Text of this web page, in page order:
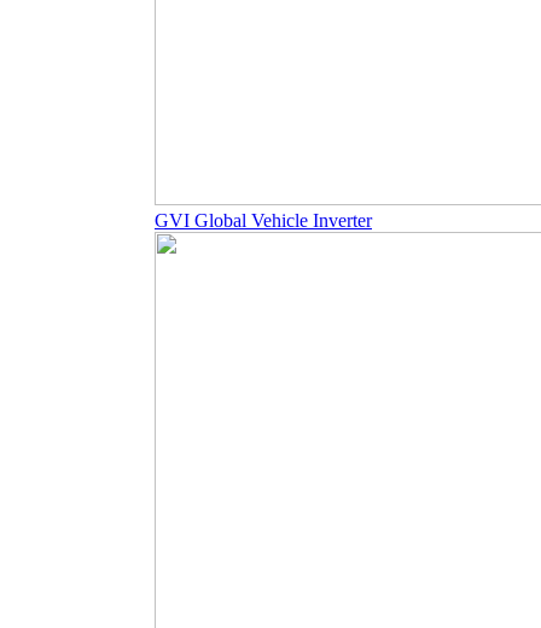
GVI Global Vehicle Inverter